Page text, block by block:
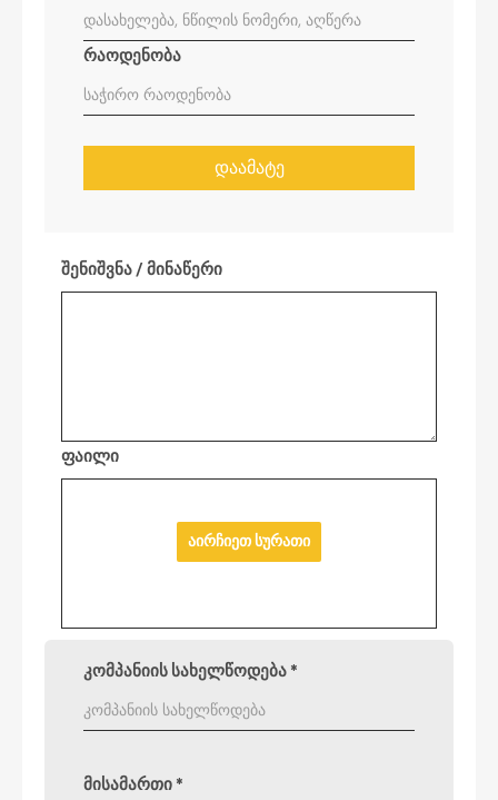
რაოდენობა
ᲓᲐᲐᲛᲐᲢᲔ
შენიშვნა / მინაწერი
ფაილი
აირჩიეთ სურათი
კომპანიის სახელწოდება *
მისამართი *